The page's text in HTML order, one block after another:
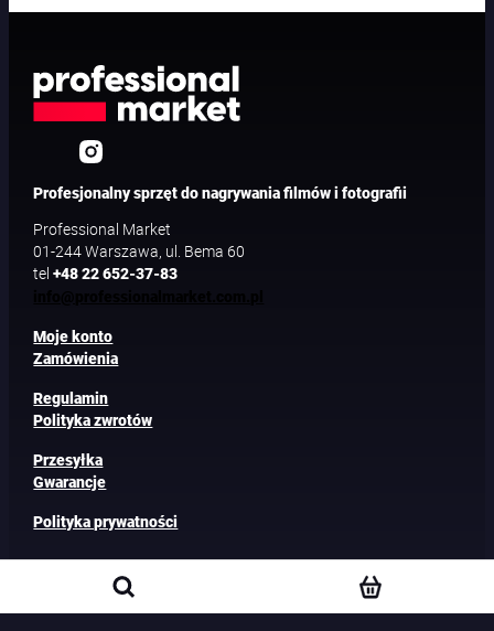
Profesjonalny sprzęt do nagrywania filmów i fotografii
Professional Market
01-244 Warszawa, ul. Bema 60
tel+48 22 652-37-83
Moje konto
Zamówienia
Regulamin
Polityka zwrotów
Przesyłka
Gwarancje
Polityka prywatności